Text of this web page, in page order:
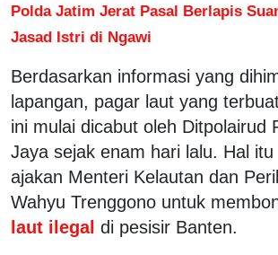
Polda Jatim Jerat Pasal Berlapis
Jasad Istri di Ngawi
Berdasarkan informasi yang
lapangan, pagar laut yang
ini mulai dicabut oleh Ditpolairud
Jaya sejak enam hari lalu. Hal
ajakan Menteri Kelautan dan
Wahyu Trenggono untuk
laut ilegal di pesisir Banten.